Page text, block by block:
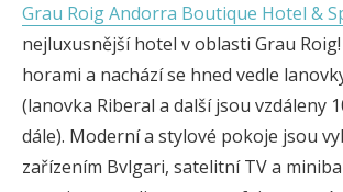
Grau Roig Andorra Boutique Hotel &
nejluxusnější hotel v oblasti Grau
horami a nachází se hned vedle
(lanovka Riberal a další jsou vzdáleny
dále). Moderní a stylové pokoje jsou
zařízením Bvlgari, satelitní TV a